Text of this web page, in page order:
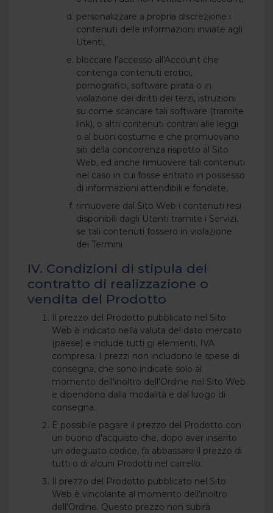
personalizzare a propria discrezione i
contenuti delle informazioni inviate agli
Utenti,
bloccare l'accesso all'Account che
contenga contenuti erotici,
pornografici, software pirata o in
violazione dei diritti dei terzi, istruzioni
su come scaricare tali software (tramite
link), o altri contenuti contrari alle leggi
o al buon costume e che promuovano
siti della concorrenza rispetto al Sito
Web, ed anche rimuovere tali contenuti
nel caso in cui fosse entrato in possesso
di informazioni attendibili e fondate,
rimuovere dal Sito Web i contenuti resi
disponibili dagli Utenti tramite i Servizi,
se tali contenuti fossero in violazione
dei Termini.
IV. Condizioni di stipula del
contratto di realizzazione o
vendita del Prodotto
Il prezzo del Prodotto pubblicato nel Sito
Web è indicato nella valuta del dato mercato
(paese) e include tutti gi elementi, IVA
compresa. I prezzi non includono le spese di
consegna, che sono indicate solo al
momento dell'inoltro dell'Ordine nel Sito Web
e dipendono dalla modalità e dal luogo di
consegna.
È possibile pagare il prezzo del Prodotto con
un buono d'acquisto che, dopo aver inserito
un adeguato codice, fa abbassare il prezzo di
tutti o di alcuni Prodotti nel carrello.
Il prezzo del Prodotto pubblicato nel Sito
Web è vincolante al momento dell'inoltro
dell'Ordine. Questo prezzo non subirà